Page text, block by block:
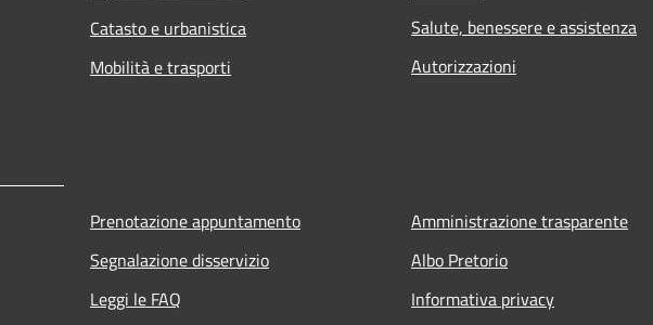
Catasto e urbanistica
Mobilità e trasporti
Salute, benessere e assistenza
Autorizzazioni
Prenotazione appuntamento
Segnalazione disservizio
Leggi le FAQ
Amministrazione trasparente
Albo Pretorio
Informativa privacy